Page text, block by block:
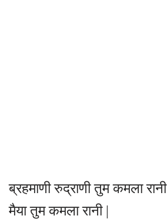
ब्रहमाणी रुद्राणी तुम कमला रानी
मैया तुम कमला रानी |